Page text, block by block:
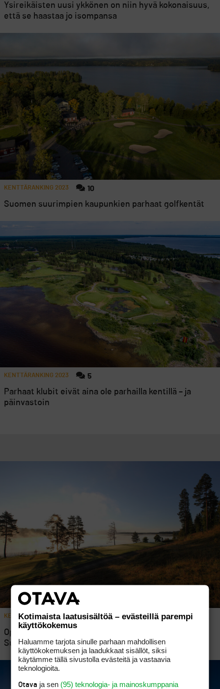
Ysireikäisten uusi ykkönen on niin hyvä kokonaisuus,
että se haastaa jo isompansa
KENTTÄRANKING 2023 10
Suomen suurimpien kaupunkien parhaat golfkentät
KENTTÄRANKING 2023 5
Parhaat klubit eivät aina ole parhailla kentillä – ja
päinvastoin
KENTTÄRANKING 2023 2
Oppaana Kenttäranking: Lakeside kiilasi Keski-
Suomen alueen parhaaksi golfkeskukseksi
Kotimaista laatusisältöä – evästeillä parempi
käyttökokemus
Haluamme tarjota sinulle parhaan mahdollisen
käyttökokemuksen ja laadukkaat sisällöt, siksi
käytämme tällä sivustolla evästeitä ja vastaavia
teknologioita.
Otava ja sen (95) teknologia- ja mainoskumppania